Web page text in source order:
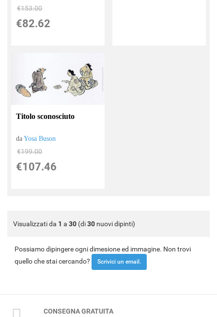
€153.00
€82.62
Titolo sconosciuto
daYosa Buson
€199.00
€107.46
Visualizzati da 1 a 30 (di30 nuovi dipinti)
Possiamo dipingere ogni dimesione ed immagine. Non trovi
quello che stai cercando?
Scrivici un email.
CONSEGNA GRATUITA